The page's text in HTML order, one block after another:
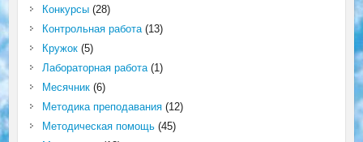
Конкурсы(28)
Контрольная работа(13)
Кружок(5)
Лабораторная работа(1)
Месячник(6)
Методика преподавания(12)
Методическая помощь(45)